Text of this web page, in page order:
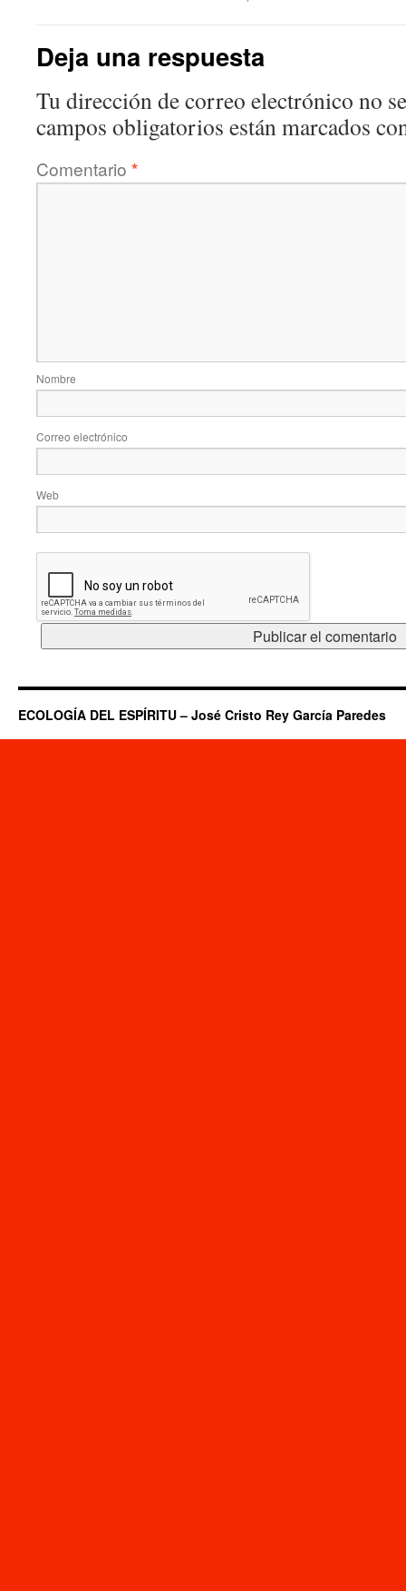
Deja una respuesta
Tu dirección de correo electrónico no
campos obligatorios están marcados
Comentario *
Nombre
Correo electrónico
Web
ECOLOGÍA DEL ESPÍRITU – José Cristo Rey García Paredes